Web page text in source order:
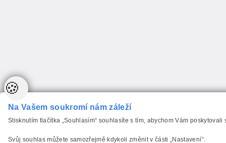
🍪
Na Vašem soukromí nám záleží
Stisknutím tlačítka „Souhlasím“ souhlasíte s tím, abychom Vám
Svůj souhlas můžete samozřejmě kdykoli změnit v části „Nastavení“.